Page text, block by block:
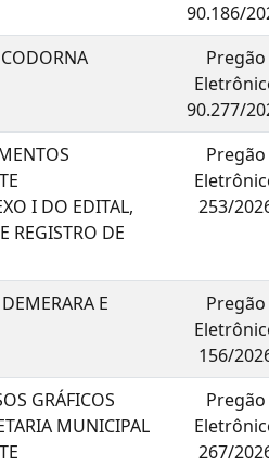
90.186/
Pregão
90.277/
I DO EDITAL,
REGISTRO DE
Pregão
253/
E
Pregão
156/
GRÁFICOS
MUNICIPAL
Pregão
267/